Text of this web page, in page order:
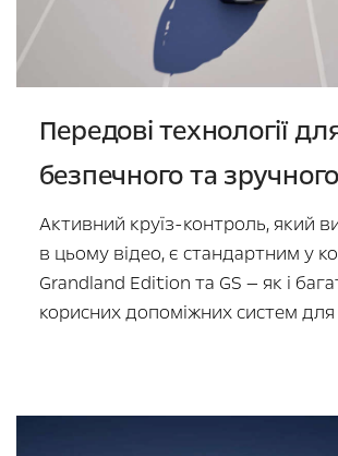
Передові технології
безпечного та
Активний круїз-контроль, який
в цьому відео, є стандартним у
Grandland Edition та GS — як і
корисних допоміжних систем для